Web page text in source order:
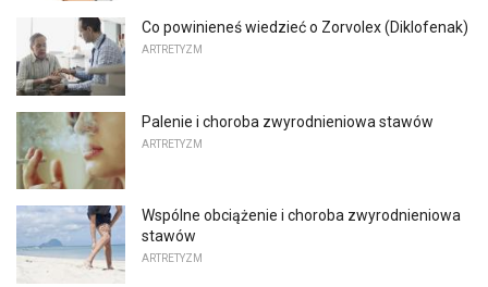
Co powinieneś wiedzieć o Zorvolex (Diklofenak)
ARTRETYZM
Palenie i choroba zwyrodnieniowa stawów
ARTRETYZM
Wspólne obciążenie i choroba zwyrodnieniowa
stawów
ARTRETYZM